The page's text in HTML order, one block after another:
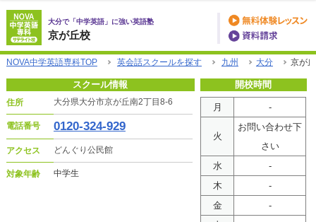
京が丘校
大分で「中学英語」に強い英語塾
NOVA中学英語専科TOP 英会話スクールを探す 九州 大分 京が
スクール情報
住所 大分県大分市京が丘南2丁目8-6
電話番号 0120-324-929
アクセス どんぐり公民館
対象年齢 中学生
開校時間
月 -
火
お問い合わせ下
さい
水
-
木
-
金
-